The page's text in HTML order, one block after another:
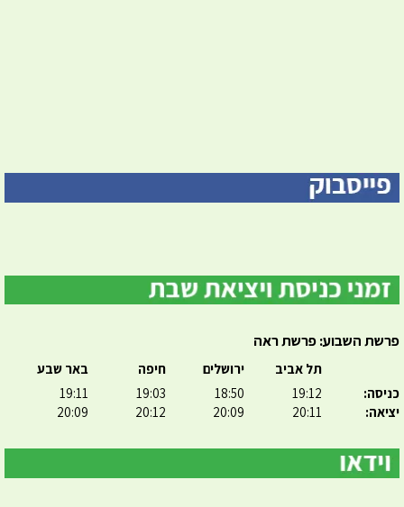
פרשת השבוע: פרשת ראה
כניסה:
יציאה:
תל אביב
19:12
20:11
ירושלים
18:50
20:09
חיפה
19:03
20:12
באר שבע
19:11
20:09